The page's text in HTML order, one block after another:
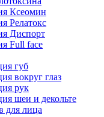
Ксеомин
Релатокс
Диспорт
Full face
губ
вокруг глаз
рук
шеи и декольте
для лица